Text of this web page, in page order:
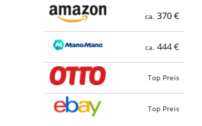
ca. 370 €
ca. 444 €
Top Preis
Top Preis